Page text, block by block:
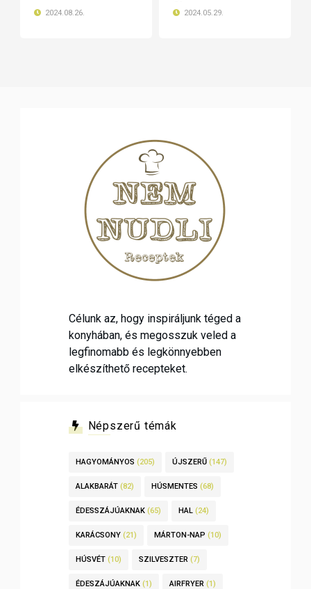
2024.08.26. 2024.05.29.
Célunk az, hogy inspiráljunk téged a
konyhában, és megosszuk veled a
legfinomabb és legkönnyebben
elkészíthető recepteket.
Népszerű témák
HAGYOMÁNYOS (205) ÚJSZERŰ (147)
ALAKBARÁT (82) HÚSMENTES (68)
ÉDESSZÁJÚAKNAK (65) HAL (24)
KARÁCSONY (21) MÁRTON-NAP (10)
HÚSVÉT (10) SZILVESZTER (7)
ÉDESZÁJÚAKNAK (1) AIRFRYER (1)